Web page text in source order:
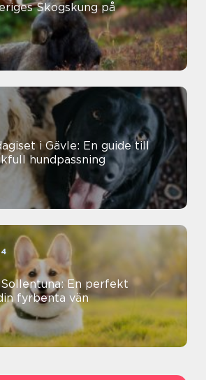
Skogskung på
i Gävle: En guide till
hundpassning
Sollentuna: En perfekt
fyrbenta vän